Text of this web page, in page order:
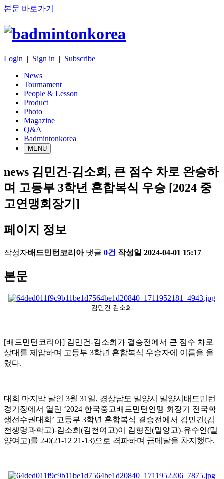
본문 바로가기
Login | Sign in | Subscribe
News
Tournament
People & Lesson
Product
Photo
Magazine
Q&A
Badmintonkorea
MENU
news 김민건-김소희, 큰 점수 차로 완승하
며 고등부 3학년 혼합복식 우승 [2024 중
고연맹회장기]
페이지 정보
작성자배드민턴코리아 댓글 0건 작성일 2024-04-01 15:17
본문
김민건-김소희
[배드민턴코리아] 김민건-김소희가 결승전에서 큰 점수 차로
상대를 제압하며 고등부 3학년 혼합복식 우승자에 이름을 올
렸다.
대회 마지막 날인 3월 31일, 경상남도 밀양시 밀양시배드민턴
경기장에서 열린 ‘2024 한국중고배드민턴연맹 회장기 전국학
생선수권대회 ’ 고등부 3학년 혼합복식 결승전에서 김민건(김
천생명과학고)-김소희 (김천여고)이 김형진(밀양고)-유수연(밀
양여고)를 2-0(21-12 21-13)으로 격파하며 금메달을 차지했다.